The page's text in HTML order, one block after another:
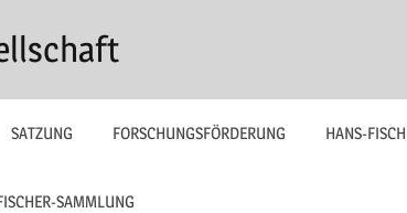
SATZUNG FORSCHUNGSFÖRDERUNG HANS-
SAMMLUNG